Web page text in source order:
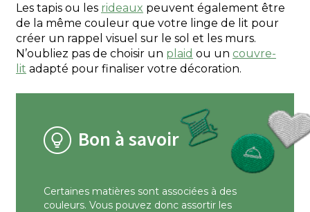
Les tapis ou les rideaux peuvent également être
de la même couleur que votre linge de lit pour
créer un rappel visuel sur le sol et les murs.
N’oubliez pas de choisir un plaid ou un couvre-
lit adapté pour finaliser votre décoration.
Bon à savoir
Certaines matières sont associées à des
couleurs. Vous pouvez donc assortir les